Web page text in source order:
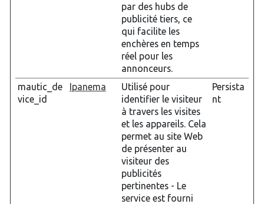
par des hubs de
publicité tiers, ce
qui facilite les
enchères en temps
réel pour les
annonceurs.
mautic_de
vice_id
Ipanema
Utilisé pour
identifier le visiteur
à travers les visites
et les appareils. Cela
permet au site Web
de présenter au
visiteur des
publicités
pertinentes - Le
service est fourni
Persista
nt